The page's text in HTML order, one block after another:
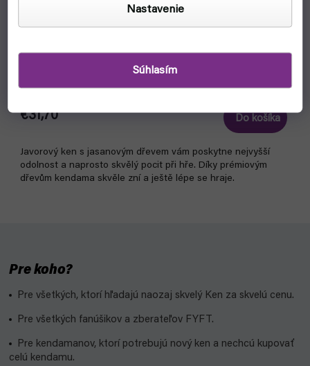
Nastavenie
Súhlasím
FYFT Kendama - MARK 1 (jasan)
skladom, ihneď na odoslanie
€31,70 Do košíka
Javorový ken s jasanovým dřevem vám poskytne nejvyšší
odolnost a naprosto skvělý pocit při hře. Díky prémiovým
dřevům kendama skvěle zní a ještě lépe se hraje.
Pre koho?
Pre všetkých, ktorí hľadajú naozaj skvelý Ken za skvelú cenu.
Pre všetkých fanúšikov a zberateľov FYFT.
Pre kendamanov, ktorí potrebujú nový ken a nechcú kupovať
celú kendamu.